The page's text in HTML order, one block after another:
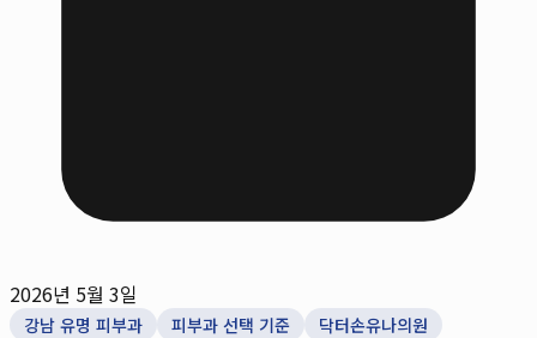
2026년 5월 3일
강남 유명 피부과 피부과 선택 기준
닥터손유나의원